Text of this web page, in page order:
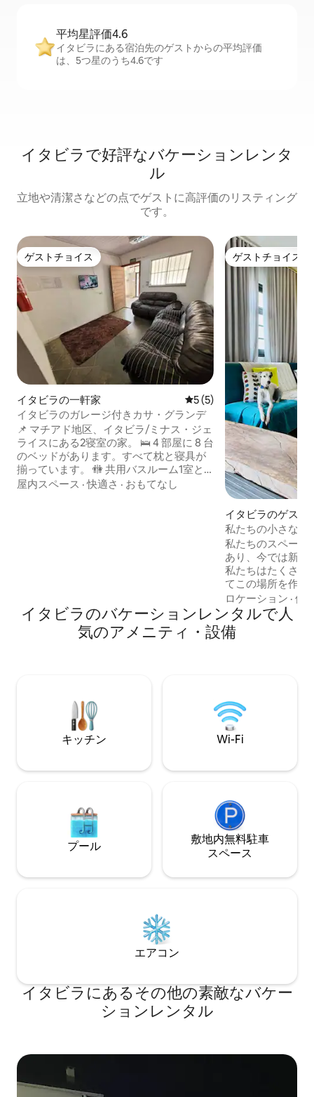
平均星評価4.6
イタビラにある宿泊先のゲストからの平均評価
は、5つ星のうち4.6です
イタビラで好評なバケーションレンタ
ル
立地や清潔さなどの点でゲストに高評価のリスティング
です。
ゲストチョイス
ゲストチョイス
イタビラの一軒家 レビュー5件、5つ星中5つ
5 (5)
イタビラのガレージ付きカサ・グランデ
📌 マチアド地区、イタビラ/ミナス・ジェ
ライスにある2寝室の家。 🛌 4 部屋に 8 台
のベッドがあります。すべて枕と寝具が
揃っています。 🚻 共用バスルーム1室と
スイートバスルーム1室 🛋️ リビングには
屋内スペース ·快適さ · おもてなし
ゲストチョイス
ゲストチョイス
イタビラのゲスト
私たちの小さな家
私たちのスペース
あり、今では新し
私たちはたくさん
てこの場所を作り
部を皆さんと分
す。 敷地内には、専用の寝室、バスルー
ム、リビングルー
スがあり、他のゲ
そ :)
ロケーション ·価
イタビラのバケーションレンタルで人
気のアメニティ・設備
キッチン Wi-Fi
プール
敷地内無料駐⁠車
ス⁠ペ⁠ー⁠ス
エアコン
イタビラにあるその他の素敵なバケー
ションレンタル